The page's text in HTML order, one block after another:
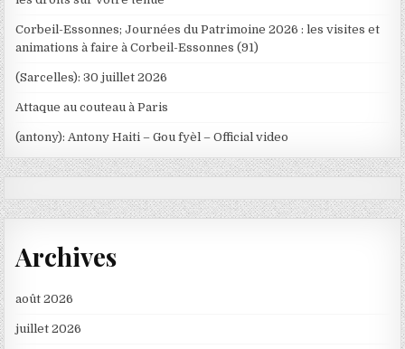
Corbeil-Essonnes; Journées du Patrimoine 2026 : les visites et
animations à faire à Corbeil-Essonnes (91)
(Sarcelles): 30 juillet 2026
Attaque au couteau à Paris
(antony): Antony Haiti – Gou fyèl – Official video
Archives
août 2026
juillet 2026